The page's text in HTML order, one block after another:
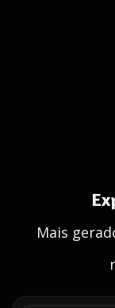
Mais